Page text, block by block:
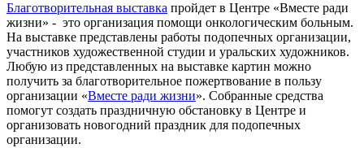
Благотворительная выставка пройдет в Центре «Вместе ради
жизни» - это организация помощи онкологическим больным.
На выставке представлены работы подопечных организации,
участников художественной студии и уральских художников.
Любую из представленных на выставке картин можно
получить за благотворительное пожертвование в пользу
организации «Вместе ради жизни». Собранные средства
помогут создать праздничную обстановку в Центре и
организовать новогодний праздник для подопечных
организации.